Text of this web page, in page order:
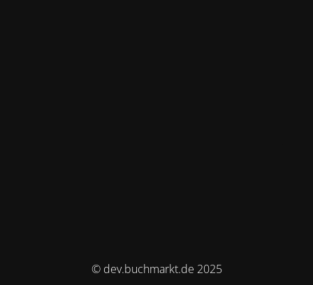
© dev.buchmarkt.de 2025